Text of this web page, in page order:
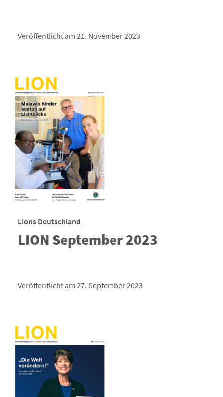
Veröffentlicht am 21. November 2023
Lions Deutschland
LION September 2023
Veröffentlicht am 27. September 2023